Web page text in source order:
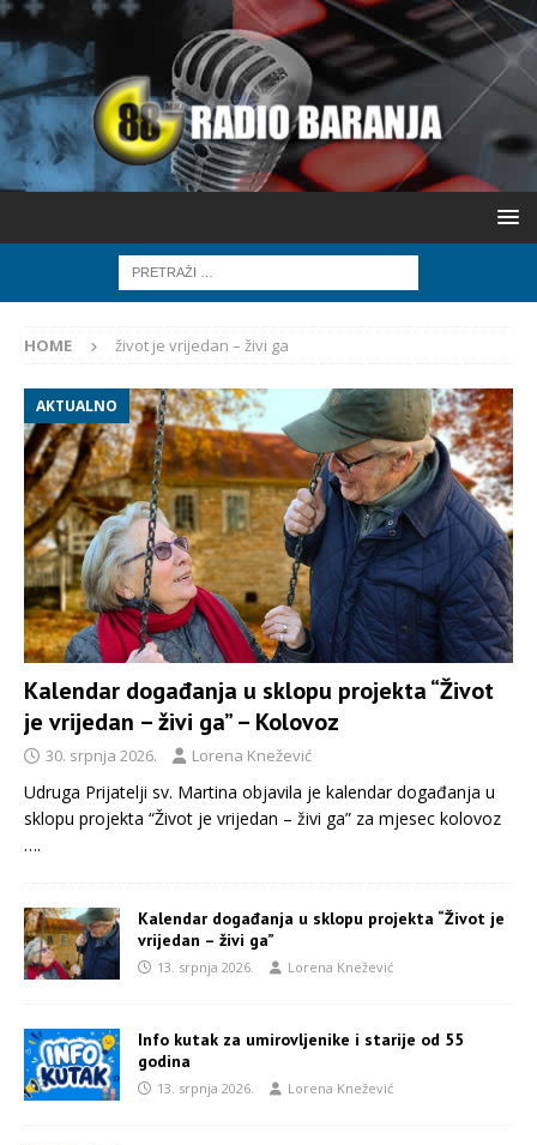
HOME život je vrijedan – živi ga
AKTUALNO
Kalendar događanja u sklopu projekta “Život
je vrijedan – živi ga” – Kolovoz
30. srpnja 2026. Lorena Knežević
Udruga Prijatelji sv. Martina objavila je kalendar događanja u
sklopu projekta “Život je vrijedan – živi ga” za mjesec kolovoz
….
Kalendar događanja u sklopu projekta “Život je
vrijedan – živi ga”
13. srpnja 2026. Lorena Knežević
Info kutak za umirovljenike i starije od 55
godina
13. srpnja 2026. Lorena Knežević